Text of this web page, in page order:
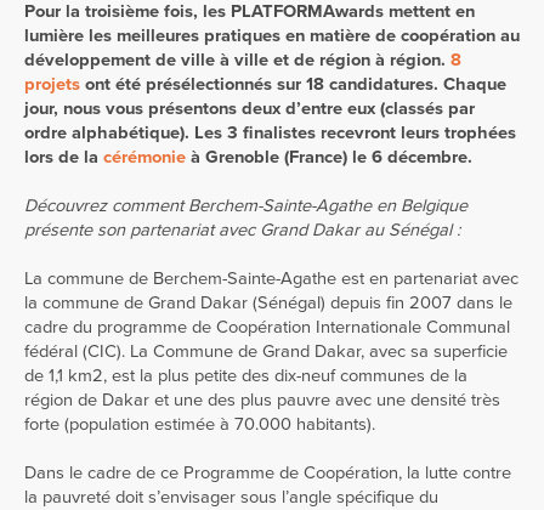
Pour la troisième fois, les PLATFORMAwards mettent en
lumière les meilleures pratiques en matière de coopération au
développement de ville à ville et de région à région. 8
projets ont été présélectionnés sur 18 candidatures. Chaque
jour, nous vous présentons deux d’entre eux (classés par
ordre alphabétique). Les 3 finalistes recevront leurs trophées
lors de la cérémonie à Grenoble (France) le 6 décembre.
Découvrez comment Berchem-Sainte-Agathe en Belgique
présente son partenariat avec Grand Dakar au Sénégal :
La commune de Berchem-Sainte-Agathe est en partenariat avec
la commune de Grand Dakar (Sénégal) depuis fin 2007 dans le
cadre du programme de Coopération Internationale Communal
fédéral (CIC). La Commune de Grand Dakar, avec sa superficie
de 1,1 km2, est la plus petite des dix-neuf communes de la
région de Dakar et une des plus pauvre avec une densité très
forte (population estimée à 70.000 habitants).
Dans le cadre de ce Programme de Coopération, la lutte contre
la pauvreté doit s’envisager sous l’angle spécifique du